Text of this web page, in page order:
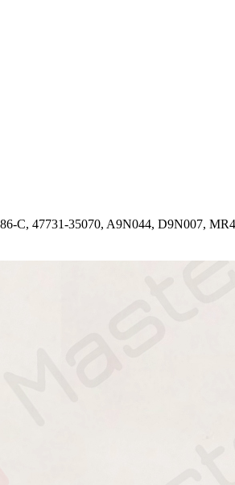
47731-35070, A9N044, D9N007,